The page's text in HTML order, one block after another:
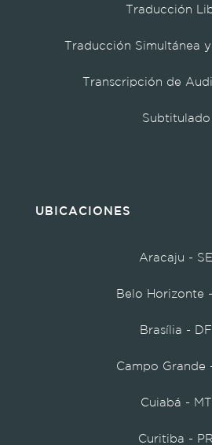
Traducción
Traducción Simultánea
Transcripción de
Subtitulado
UBICACIONES
Aracaju - SE
Belo Horizonte
Brasília - DF
Campo Grande
Cuiabá - MT
Curitiba - PR